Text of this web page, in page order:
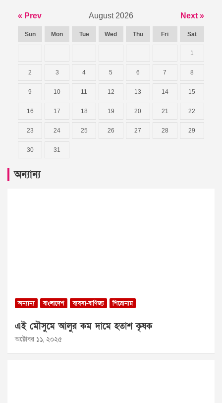
« Prev August 2026 Next »
Sun Mon Tue Wed Thu Fri Sat
1
2 3 4 5 6 7 8
9 10 11 12 13 14 15
16 17 18 19 20 21 22
23 24 25 26 27 28 29
30 31
অন্যান্য
অন্যান্য বাংলাদেশ ব্যবসা-বাণিজ্য শিরোনাম
এই মৌসুমে আলুর কম দামে হতাশ কৃষক
অক্টোবর ১১, ২০২৫